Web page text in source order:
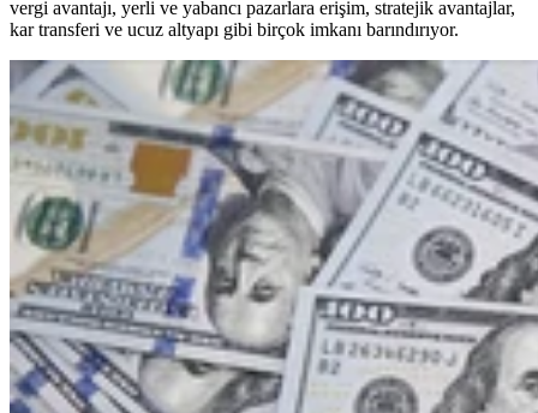
vergi avantajı, yerli ve yabancı pazarlara erişim, stratejik avantajlar,
kar transferi ve ucuz altyapı gibi birçok imkanı barındırıyor.